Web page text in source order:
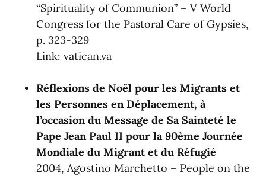
“Spirituality of Communion” – V World
Congress for the Pastoral Care of Gypsies,
p. 323-329
Link:vatican.va
Réflexions de Noël pour les Migrants et
les Personnes en Déplacement, à
l’occasion du Message de Sa Sainteté le
Pape Jean Paul II pour la 90ème Journée
Mondiale du Migrant et du Réfugié
2004, Agostino Marchetto – People on the